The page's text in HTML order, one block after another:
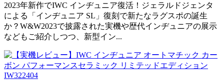
2023年新作でIWC インヂュニア復活！ジェラルドジェンタ
による「インヂュニア SL」復刻で新たなラグスポの誕生
か？W&W2023で披露された実機や歴代インヂュニアの展示
などもご紹介しつつ、新型イン...